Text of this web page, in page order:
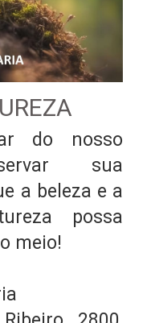
do nosso
sua
a beleza e a
possa
meio!